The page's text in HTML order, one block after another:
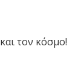
τον κόσμο!